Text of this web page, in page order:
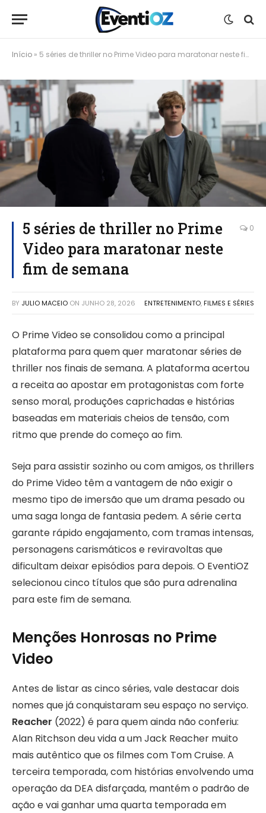
Início » 5 séries de thriller no Prime Video para maratonar neste fim de semana
5 séries de thriller no Prime
Video para maratonar neste
fim de semana
0
BY JULIO MACEIO ON JUNHO 28, 2026 ENTRETENIMENTO, FILMES E SÉRIES
O Prime Video se consolidou como a principal
plataforma para quem quer maratonar séries de
thriller nos finais de semana. A plataforma acertou
a receita ao apostar em protagonistas com forte
senso moral, produções caprichadas e histórias
baseadas em materiais cheios de tensão, com
ritmo que prende do começo ao fim.
Seja para assistir sozinho ou com amigos, os thrillers
do Prime Video têm a vantagem de não exigir o
mesmo tipo de imersão que um drama pesado ou
uma saga longa de fantasia pedem. A série certa
garante rápido engajamento, com tramas intensas,
personagens carismáticos e reviravoltas que
dificultam deixar episódios para depois. O EventiOZ
selecionou cinco títulos que são pura adrenalina
para este fim de semana.
Menções Honrosas no Prime
Video
Antes de listar as cinco séries, vale destacar dois
nomes que já conquistaram seu espaço no serviço.
Reacher (2022) é para quem ainda não conferiu:
Alan Ritchson deu vida a um Jack Reacher muito
mais autêntico que os filmes com Tom Cruise. A
terceira temporada, com histórias envolvendo uma
operação da DEA disfarçada, mantém o padrão de
ação e vai ganhar uma quarta temporada em